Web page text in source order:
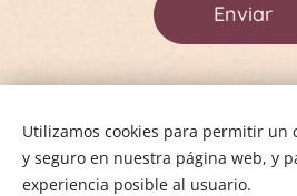
Enviar
Política de privacidad
Utilizamos cookies para permitir un
y seguro en nuestra página web, y
experiencia posible al usuario.